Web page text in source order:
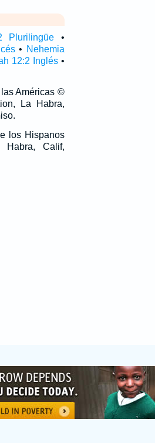
Plurilingüe •
• Nehemia
12:2 Inglés •
Américas ©
La Habra,
los Hispanos
Calif,